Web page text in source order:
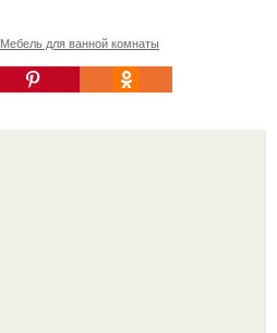
Мебель для ванной комнаты